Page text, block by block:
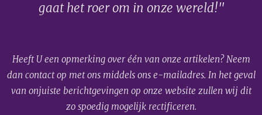
gaat het roer om in onze wereld!"
Heeft U een opmerking over één van onze artikelen? Neem
dan contact op met ons middels ons e-mailadres. In het geval
van onjuiste berichtgevingen op onze website zullen wij dit
zo spoedig mogelijk rectificeren.